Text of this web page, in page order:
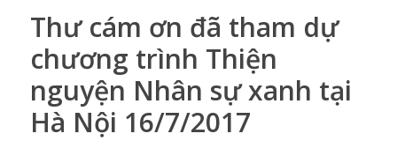
Thư cám ơn đã tham dự
chương trình Thiện
nguyện Nhân sự xanh tại
Hà Nội 16/7/2017